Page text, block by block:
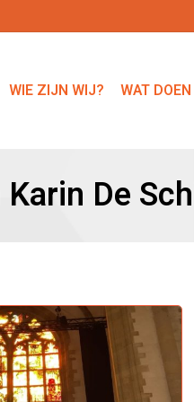
WIE ZIJN WIJ? WAT
Karin De